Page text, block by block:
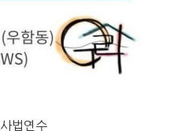
법연수